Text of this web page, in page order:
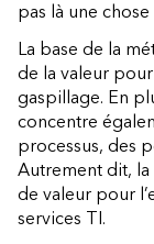
pas là une
La base de la
de la valeur
gaspillage. En
concentre
processus, des
Autrement dit, la
de valeur pour
services TI.